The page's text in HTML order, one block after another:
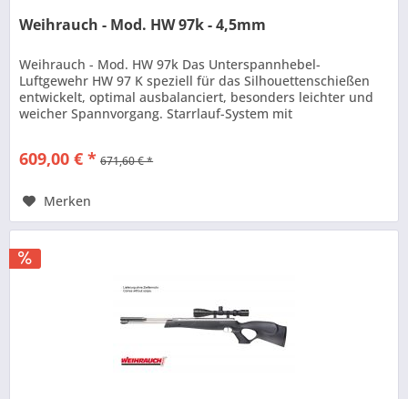
Weihrauch - Mod. HW 97k - 4,5mm
Weihrauch - Mod. HW 97k Das Unterspannhebel-
Luftgewehr HW 97 K speziell für das Silhouettenschießen
entwickelt, optimal ausbalanciert, besonders leichter und
weicher Spannvorgang. Starrlauf-System mit
609,00 € * 671,60 € *
Merken